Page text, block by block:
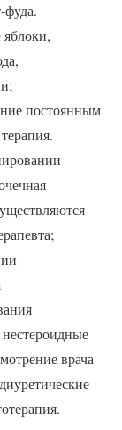
постоянным
врача